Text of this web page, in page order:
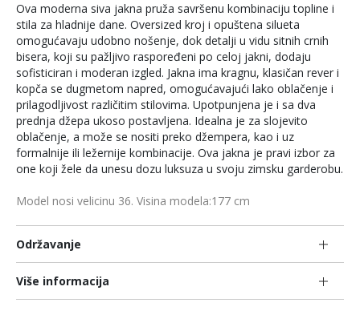
Ova moderna siva jakna pruža savršenu kombinaciju topline i
stila za hladnije dane. Oversized kroj i opuštena silueta
omogućavaju udobno nošenje, dok detalji u vidu sitnih crnih
bisera, koji su pažljivo raspoređeni po celoj jakni, dodaju
sofisticiran i moderan izgled. Jakna ima kragnu, klasičan rever i
kopča se dugmetom napred, omogućavajući lako oblačenje i
prilagodljivost različitim stilovima. Upotpunjena je i sa dva
prednja džepa ukoso postavljena. Idealna je za slojevito
oblačenje, a može se nositi preko džempera, kao i uz
formalnije ili ležernije kombinacije. Ova jakna je pravi izbor za
one koji žele da unesu dozu luksuza u svoju zimsku garderobu.
Model nosi velicinu 36. Visina modela:177 cm
Održavanje
Više informacija